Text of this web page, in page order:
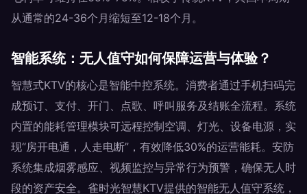
从通常的24-36个月缩短至12-18个月。
智能系统：无人值守如何保障运营与体验？
智慧式KTV的核心是智能中控系统。消费者通过手机扫码完
成预订、支付、开门、点歌、呼叫服务及结账全流程。系统
内置的能耗管理模块可远程控制空调、灯光、设备电源，实
现“房开电通，人走电断”，有效降低30%的运营能耗。安防
系统集成烟雾感应、视频监控与异常行为预警，确保无人时
段的资产安全。雀时光智慧KTV提供的智能无人值守系统，